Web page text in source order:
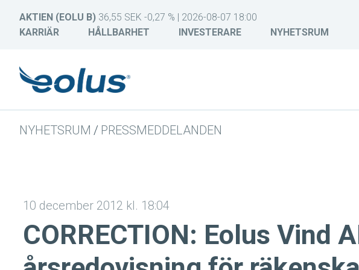
AKTIEN (EOLU B) 36,55 SEK -0,27 % | 2026-08-07 18:00
KARRIÄR
HÅLLBARHET INVESTERARE NYHETSRUM
NYHETSRUM / PRESSMEDDELANDEN
10 december 2012 kl. 18:04
CORRECTION: Eolus Vind